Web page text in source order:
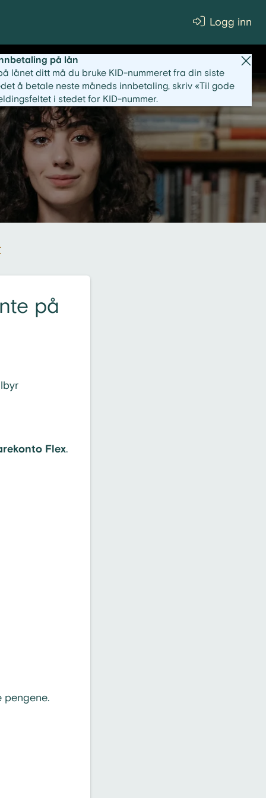
Logg inn
på lån
lånet ditt må du bruke KID-nummeret fra din siste
å betale neste måneds innbetaling, skriv «Til gode
i stedet for KID-nummer.
på
Flex.
pengene.